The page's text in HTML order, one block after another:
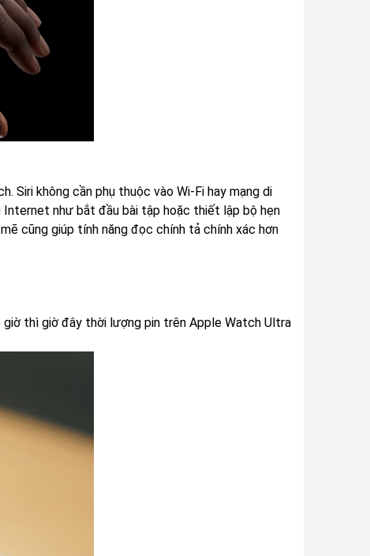
Siri không cần phụ thuộc vào Wi-Fi hay mạng di
như bắt đầu bài tập hoặc thiết lập bộ hẹn
cũng giúp tính năng đọc chính tả chính xác hơn
thì giờ đây thời lượng pin trên Apple Watch Ultra